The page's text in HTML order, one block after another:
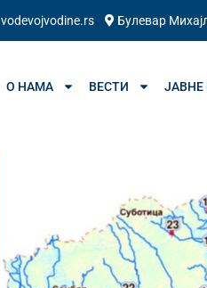
Булевар
О НАМА ВЕСТИ ЈАВНЕ